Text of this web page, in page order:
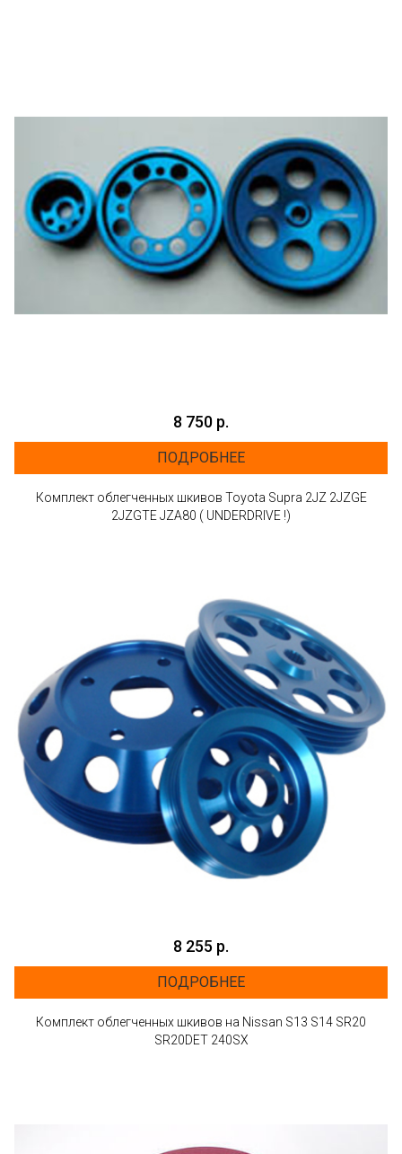
8 750 р.
ПОДРОБНЕЕ
Комплект облегченных шкивов Toyota Supra 2JZ 2JZGE
2JZGTE JZA80 ( UNDERDRIVE !)
8 255 р.
ПОДРОБНЕЕ
Комплект облегченных шкивов на Nissan S13 S14 SR20
SR20DET 240SX